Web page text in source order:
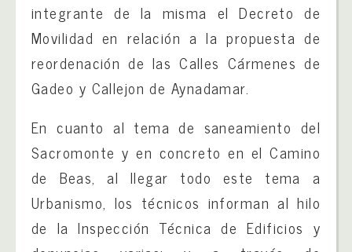
integrante de la misma el Decreto de
Movilidad en relación a la propuesta de
reordenación de las Calles Cármenes de
Gadeo y Callejon de Aynadamar.
En cuanto al tema de saneamiento del
Sacromonte y en concreto en el Camino
de Beas, al llegar todo este tema a
Urbanismo, los técnicos informan al hilo
de la Inspección Técnica de Edificios y